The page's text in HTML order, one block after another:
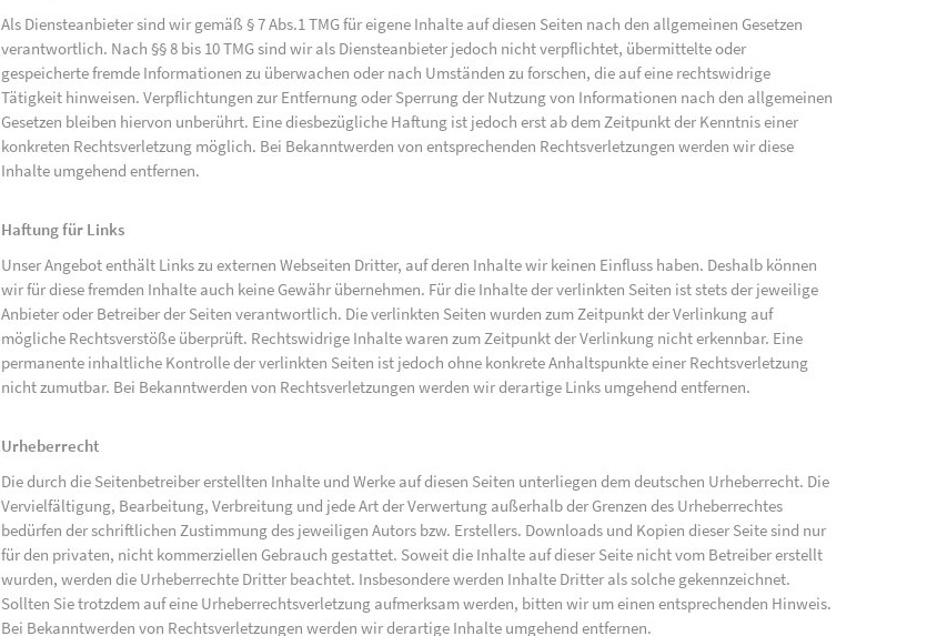
Als Diensteanbieter sind wir gemäß § 7 Abs.1 TMG für eigene Inhalte auf diesen Seiten nach den allgemeinen Gesetzen
verantwortlich. Nach §§ 8 bis 10 TMG sind wir als Diensteanbieter jedoch nicht verpflichtet, übermittelte oder
gespeicherte fremde Informationen zu überwachen oder nach Umständen zu forschen, die auf eine rechtswidrige
Tätigkeit hinweisen. Verpflichtungen zur Entfernung oder Sperrung der Nutzung von Informationen nach den allgemeinen
Gesetzen bleiben hiervon unberührt. Eine diesbezügliche Haftung ist jedoch erst ab dem Zeitpunkt der Kenntnis einer
konkreten Rechtsverletzung möglich. Bei Bekanntwerden von entsprechenden Rechtsverletzungen werden wir diese
Inhalte umgehend entfernen.
Haftung für Links
Unser Angebot enthält Links zu externen Webseiten Dritter, auf deren Inhalte wir keinen Einfluss haben. Deshalb können
wir für diese fremden Inhalte auch keine Gewähr übernehmen. Für die Inhalte der verlinkten Seiten ist stets der jeweilige
Anbieter oder Betreiber der Seiten verantwortlich. Die verlinkten Seiten wurden zum Zeitpunkt der Verlinkung auf
mögliche Rechtsverstöße überprüft. Rechtswidrige Inhalte waren zum Zeitpunkt der Verlinkung nicht erkennbar. Eine
permanente inhaltliche Kontrolle der verlinkten Seiten ist jedoch ohne konkrete Anhaltspunkte einer Rechtsverletzung
nicht zumutbar. Bei Bekanntwerden von Rechtsverletzungen werden wir derartige Links umgehend entfernen.
Urheberrecht
Die durch die Seitenbetreiber erstellten Inhalte und Werke auf diesen Seiten unterliegen dem deutschen Urheberrecht. Die
Vervielfältigung, Bearbeitung, Verbreitung und jede Art der Verwertung außerhalb der Grenzen des Urheberrechtes
bedürfen der schriftlichen Zustimmung des jeweiligen Autors bzw. Erstellers. Downloads und Kopien dieser Seite sind nur
für den privaten, nicht kommerziellen Gebrauch gestattet. Soweit die Inhalte auf dieser Seite nicht vom Betreiber erstellt
wurden, werden die Urheberrechte Dritter beachtet. Insbesondere werden Inhalte Dritter als solche gekennzeichnet.
Sollten Sie trotzdem auf eine Urheberrechtsverletzung aufmerksam werden, bitten wir um einen entsprechenden Hinweis.
Bei Bekanntwerden von Rechtsverletzungen werden wir derartige Inhalte umgehend entfernen.